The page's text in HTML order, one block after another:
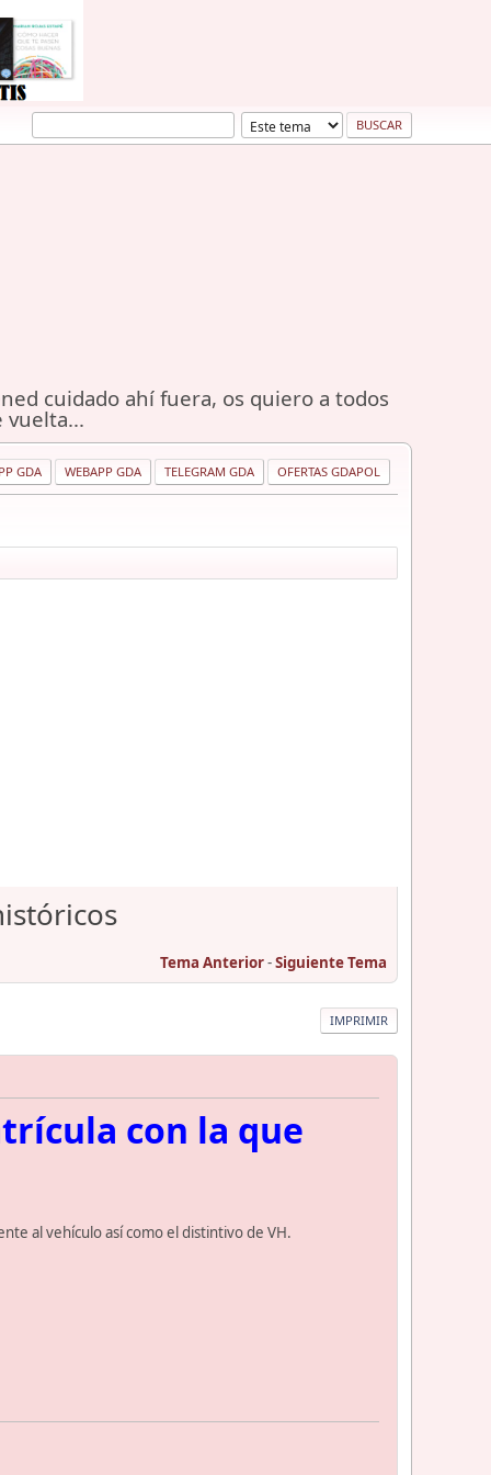
cuidado ahí fuera, os quiero a todos
vuelta...
GDA WEBAPP GDA TELEGRAM GDA OFERTAS GDAPOL
Tema Anterior-Siguiente Tema
IMPRIMIR
con la que
al vehículo así como el distintivo de VH.